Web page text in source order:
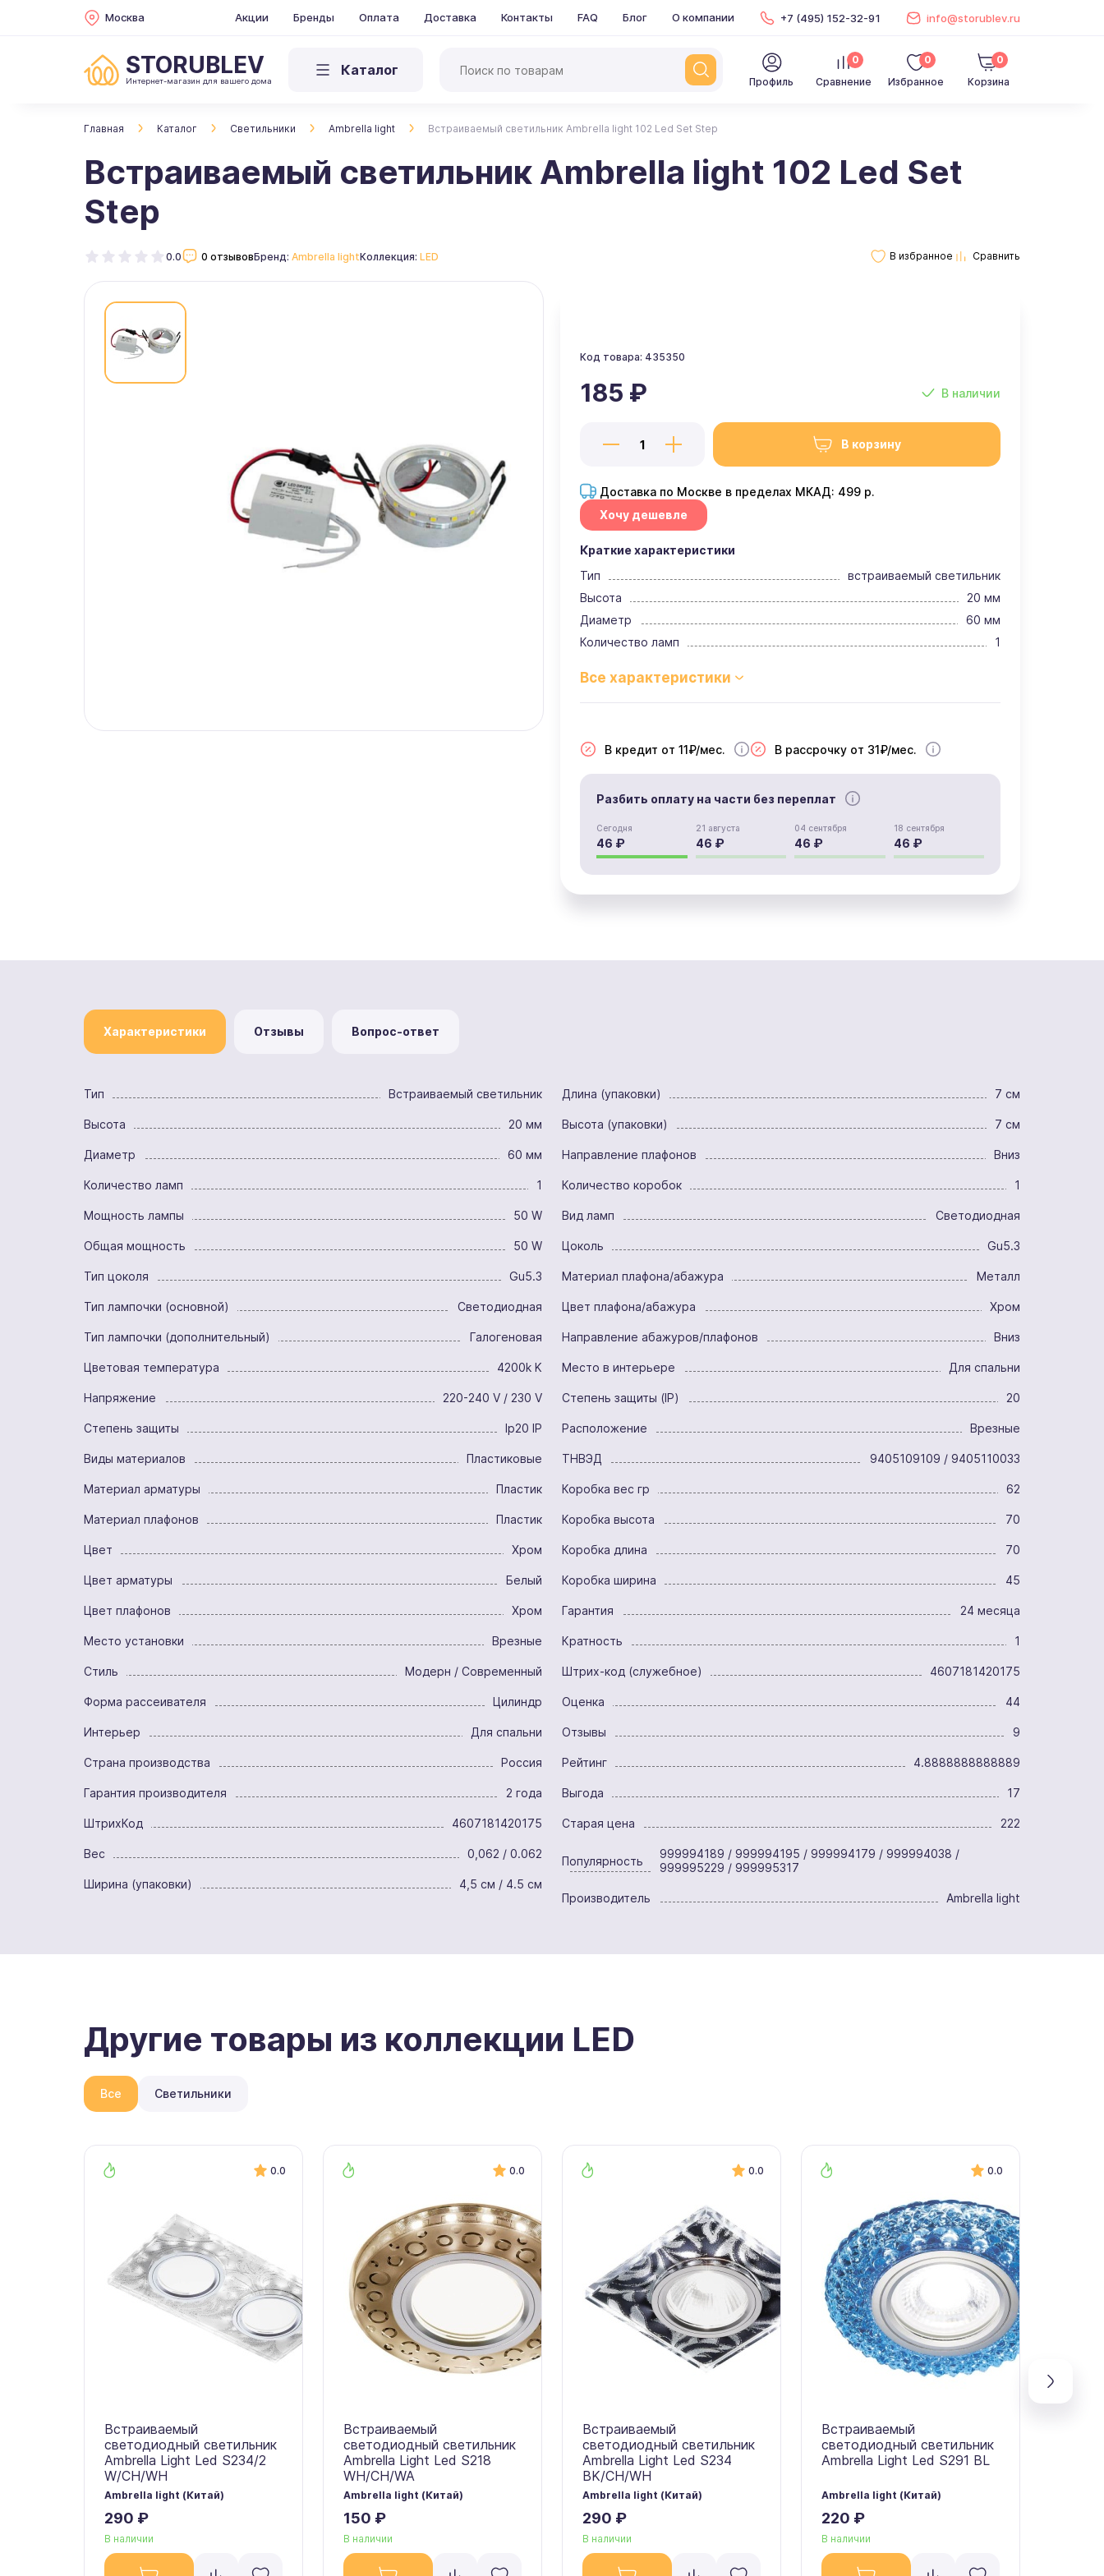
Москва Акции Бренды Оплата Доставка Контакты FAQ Блог О компании +7 (495) 152-32-91 info@storublev.ru
STORUBLEV
Интернет-магазин для вашего дома
Каталог
Профиль Сравнение
0
Избранное
0
Корзина
0
Главная Каталог Светильники Ambrella light Встраиваемый светильник Ambrella light 102 Led Set Step
Встраиваемый светильник Ambrella light 102 Led Set
Step
0.0 0 отзывовБренд: Ambrella lightКоллекция: LED
Код товара: 435350
В наличии
185 ₽
В корзину
Доставка по Москве в пределах МКАД: 499 р.
Хочу дешевле
Краткие характеристики
Тип
встраиваемый светильник
Высота
20 мм
Диаметр
60 мм
Количество ламп
1
В кредит от 11₽/мес. В рассрочку от 31₽/мес.
Разбить оплату на части без переплат
Сегодня
46 ₽
21 августа
46 ₽
04 сентября
46 ₽
18 сентября
46 ₽
Характеристики Отзывы Вопрос-ответ
Тип Встраиваемый светильник
Высота 20 мм
Диаметр 60 мм
Количество ламп 1
Мощность лампы 50 W
Общая мощность 50 W
Тип цоколя Gu5.3
Тип лампочки (основной) Светодиодная
Тип лампочки (дополнительный) Галогеновая
Цветовая температура 4200k K
Напряжение 220-240 V / 230 V
Степень защиты Ip20 IP
Виды материалов Пластиковые
Материал арматуры Пластик
Материал плафонов Пластик
Цвет Хром
Цвет арматуры Белый
Цвет плафонов Хром
Место установки Врезные
Стиль Модерн / Современный
Форма рассеивателя Цилиндр
Интерьер Для спальни
Страна производства Россия
Гарантия производителя 2 года
ШтрихКод 4607181420175
Вес 0,062 / 0.062
Ширина (упаковки) 4,5 см / 4.5 см
Длина (упаковки) 7 см
Высота (упаковки) 7 см
Направление плафонов Вниз
Количество коробок 1
Вид ламп Светодиодная
Цоколь Gu5.3
Материал плафона/абажура Металл
Цвет плафона/абажура Хром
Направление абажуров/плафонов Вниз
Место в интерьере Для спальни
Степень защиты (IP) 20
Расположение Врезные
ТНВЭД 9405109109 / 9405110033
Коробка вес гр 62
Коробка высота 70
Коробка длина 70
Коробка ширина 45
Гарантия 24 месяца
Кратность 1
Штрих-код (служебное) 4607181420175
Оценка 44
Отзывы 9
Рейтинг 4.8888888888889
Выгода 17
Старая цена 222
Популярность
999994189 / 999994195 / 999994179 / 999994038 /
999995229 / 999995317
Производитель Ambrella light
Другие товары из коллекции LED
Все Светильники
0.0
Встраиваемый
светодиодный светильник
Ambrella Light Led S234/2
W/CH/WH
Ambrella light (Китай)
290 ₽
В наличии
0.0
Встраиваемый
светодиодный светильник
Ambrella Light Led S218
WH/CH/WA
Ambrella light (Китай)
150 ₽
В наличии
0.0
Встраиваемый
светодиодный светильник
Ambrella Light Led S234
BK/CH/WH
Ambrella light (Китай)
290 ₽
В наличии
0.0
Встраиваемый
светодиодный светильник
Ambrella Light Led S291 BL
Ambrella light (Китай)
220 ₽
В наличии